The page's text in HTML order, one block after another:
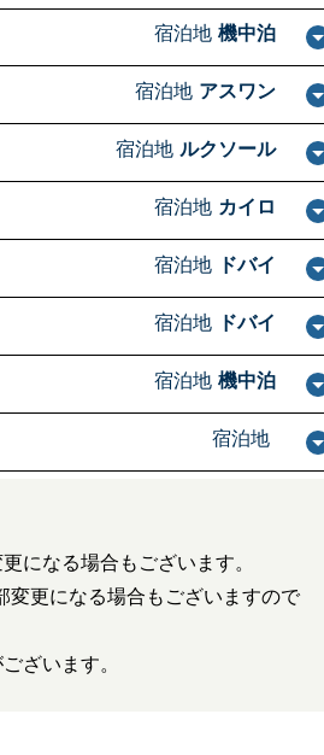
宿泊地 機中泊
宿泊地 アスワン
宿泊地 ルクソール
宿泊地 カイロ
宿泊地 ドバイ
宿泊地 ドバイ
宿泊地 機中泊
宿泊地
になる場合もございます。
変更になる場合もございますので
ざいます。